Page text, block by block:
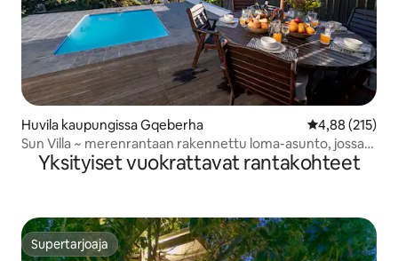
Huvila kaupungissa Gqeberha
4,88 (215)
Sun Villa ~ merenrantaan rakennettu loma-asunto, jossa
on uima-allas
Yksityiset vuokrattavat rantakohteet
Supertarjoaja
Supertarjoaja